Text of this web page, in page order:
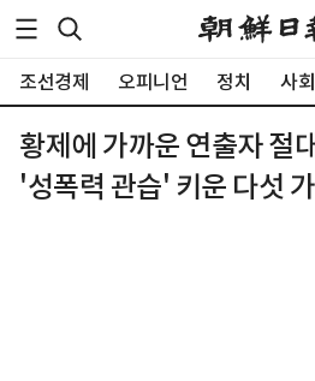
조선경제 오피니언 정치 사회
황제에 가까운 연출자 절
'성폭력 관습' 키운 다섯